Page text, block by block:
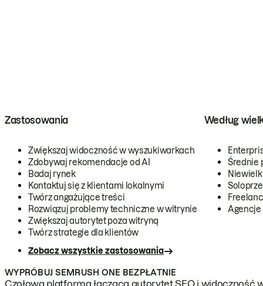
Zastosowania
Zwiększaj widoczność w wyszukiwarkach
Zdobywaj rekomendacje od AI
Badaj rynek
Kontaktuj się z klientami lokalnymi
Twórz angażujące treści
Rozwiązuj problemy techniczne w witrynie
Zwiększaj autorytet poza witryną
Twórz strategie dla klientów
Zobacz wszystkie zastosowania
Według
Średnie
Agencje
WYPRÓBUJ SEMRUSH ONE BEZPŁATNIE
Czołowa platforma łącząca autorytet SEO i widoczność